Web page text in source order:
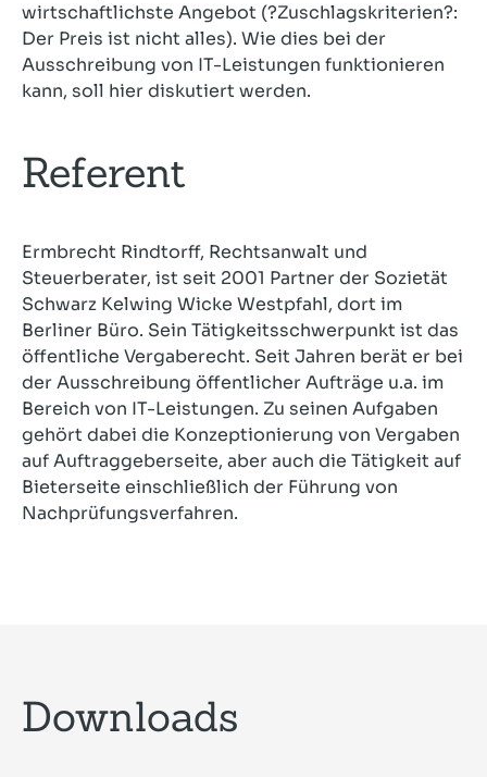
wirtschaftlichste Angebot (?Zuschlagskriterien?:
Der Preis ist nicht alles). Wie dies bei der
Ausschreibung von IT-Leistungen funktionieren
kann, soll hier diskutiert werden.
Referent
Ermbrecht Rindtorff, Rechtsanwalt und
Steuerberater, ist seit 2001 Partner der Sozietät
Schwarz Kelwing Wicke Westpfahl, dort im
Berliner Büro. Sein Tätigkeitsschwerpunkt ist das
öffentliche Vergaberecht. Seit Jahren berät er bei
der Ausschreibung öffentlicher Aufträge u.a. im
Bereich von IT-Leistungen. Zu seinen Aufgaben
gehört dabei die Konzeptionierung von Vergaben
auf Auftraggeberseite, aber auch die Tätigkeit auf
Bieterseite einschließlich der Führung von
Nachprüfungsverfahren.
Downloads